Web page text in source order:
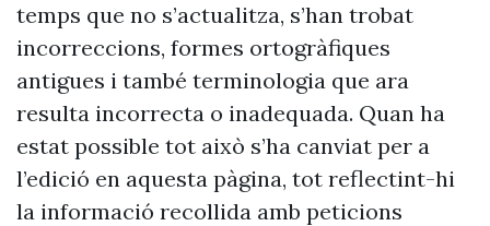
temps que no s’actualitza, s’han trobat
incorreccions, formes ortogràfiques
antigues i també terminologia que ara
resulta incorrecta o inadequada. Quan ha
estat possible tot això s’ha canviat per a
l’edició en aquesta pàgina, tot reflectint-hi
la informació recollida amb peticions